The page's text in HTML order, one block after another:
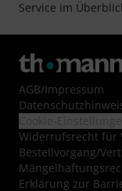
Service im
AGB/Impressum
Widerrufsrecht für
Bestellvorgang/
Erklärung zur